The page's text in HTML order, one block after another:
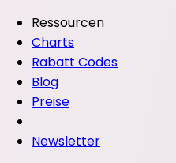
Ressourcen
Charts
Rabatt Codes
Blog
Preise
Newsletter